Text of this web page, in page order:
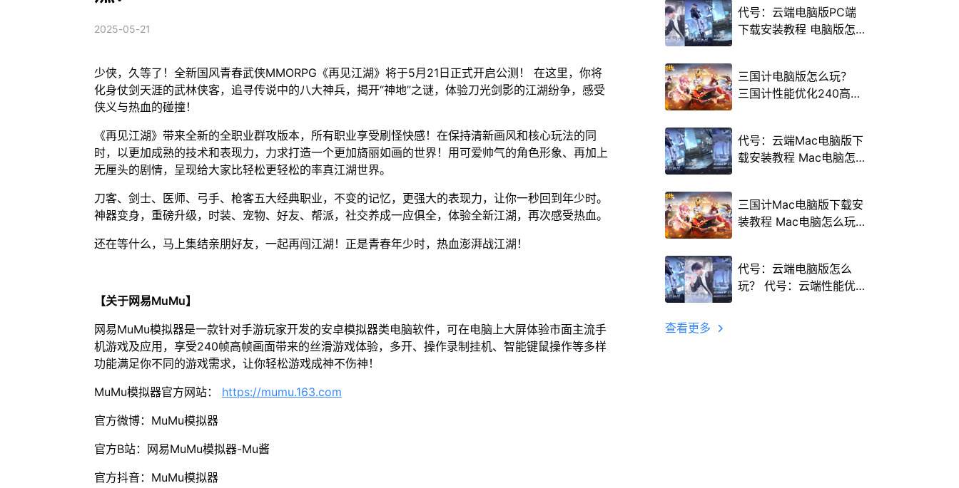
2025-05-21
少侠，久等了！全新国风青春武侠MMORPG《再见江湖》将于5月21日正式开启公测！ 在这里，你将
化身仗剑天涯的武林侠客，追寻传说中的八大神兵，揭开“神地”之谜，体验刀光剑影的江湖纷争，感受
侠义与热血的碰撞！
《再见江湖》带来全新的全职业群攻版本，所有职业享受刷怪快感！在保持清新画风和核心玩法的同
时，以更加成熟的技术和表现力，力求打造一个更加旖丽如画的世界！用可爱帅气的角色形象、再加上
无厘头的剧情，呈现给大家比轻松更轻松的率真江湖世界。
刀客、剑士、医师、弓手、枪客五大经典职业，不变的记忆，更强大的表现力，让你一秒回到年少时。
神器变身，重磅升级，时装、宠物、好友、帮派，社交养成一应俱全，体验全新江湖，再次感受热血。
还在等什么，马上集结亲朋好友，一起再闯江湖！正是青春年少时，热血澎湃战江湖！
【关于网易MuMu】
网易MuMu模拟器是一款针对手游玩家开发的安卓模拟器类电脑软件，可在电脑上大屏体验市面主流手
机游戏及应用，享受240帧高帧画面带来的丝滑游戏体验，多开、操作录制挂机、智能键鼠操作等多样
功能满足你不同的游戏需求，让你轻松游戏成神不伤神！
MuMu模拟器官方网站： https://mumu.163.com
官方微博：MuMu模拟器
官方B站：网易MuMu模拟器-Mu酱
官方抖音：MuMu模拟器
代号：云端电脑版PC端
下载安装教程 电脑版怎
三国计电脑版怎么玩？
三国计性能优化240高帧
代号：云端Mac电脑版下
载安装教程 Mac电脑怎
三国计Mac电脑版下载安
装教程 Mac电脑怎么玩
代号：云端电脑版怎么
玩？ 代号：云端性能优
查看更多